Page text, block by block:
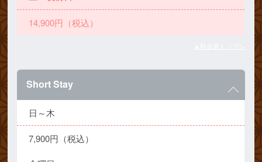
14,900円（税込）
Short Stay
日～木
7,900円（税込）